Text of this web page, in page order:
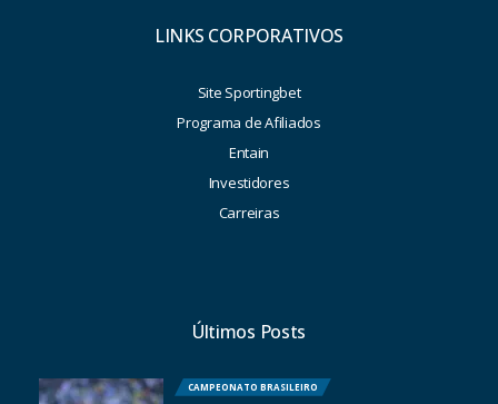
LINKS CORPORATIVOS
Site Sportingbet
Programa de Afiliados
Entain
Investidores
Carreiras
Últimos Posts
CAMPEONATO BRASILEIRO